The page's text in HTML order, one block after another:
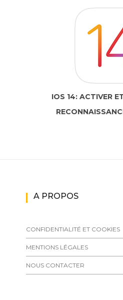
IOS 14: ACTIVER
A PROPOS
CONFIDENTIALITÉ ET COOKIES
MENTIONS LÉGALES
NOUS CONTACTER